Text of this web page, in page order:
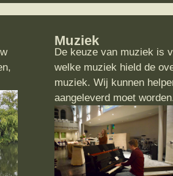
Muziek
De keuze van muziek is
welke muziek hield de
muziek. Wij kunnen
aangeleverd moet